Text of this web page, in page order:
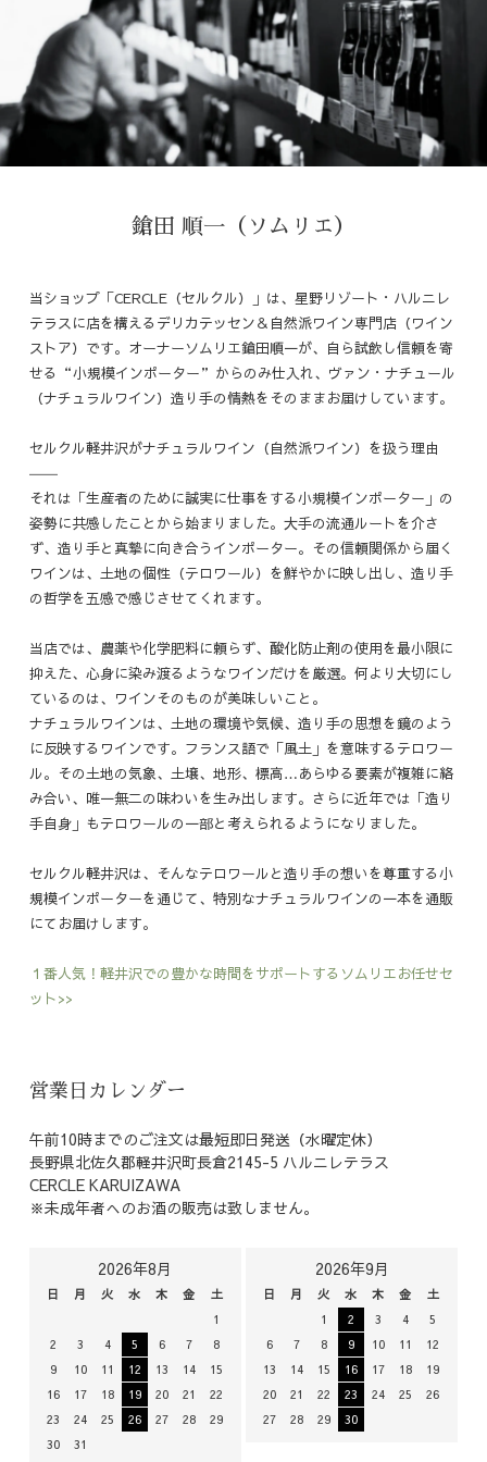
鎗田 順一（ソムリエ）
当ショップ「CERCLE（セルクル）」は、星野リゾート・ハルニレ
テラスに店を構えるデリカテッセン＆自然派ワイン専門店（ワイン
ストア）です。オーナーソムリエ鎗田順一が、自ら試飲し信頼を寄
せる“小規模インポーター”からのみ仕入れ、ヴァン・ナチュール
（ナチュラルワイン）造り手の情熱をそのままお届けしています。
セルクル軽井沢がナチュラルワイン（自然派ワイン）を扱う理由
――
それは「生産者のために誠実に仕事をする小規模インポーター」の
姿勢に共感したことから始まりました。大手の流通ルートを介さ
ず、造り手と真摯に向き合うインポーター。その信頼関係から届く
ワインは、土地の個性（テロワール）を鮮やかに映し出し、造り手
の哲学を五感で感じさせてくれます。
当店では、農薬や化学肥料に頼らず、酸化防止剤の使用を最小限に
抑えた、心身に染み渡るようなワインだけを厳選。何より大切にし
ているのは、ワインそのものが美味しいこと。
ナチュラルワインは、土地の環境や気候、造り手の思想を鏡のよう
に反映するワインです。フランス語で「風土」を意味するテロワー
ル。その土地の気象、土壌、地形、標高…あらゆる要素が複雑に絡
み合い、唯一無二の味わいを生み出します。さらに近年では「造り
手自身」もテロワールの一部と考えられるようになりました。
セルクル軽井沢は、そんなテロワールと造り手の想いを尊重する小
規模インポーターを通じて、特別なナチュラルワインの一本を通販
にてお届けします。
１番人気！軽井沢での豊かな時間をサポートするソムリエお任せセ
ット>>
営業日カレンダー
午前10時までのご注文は最短即日発送（水曜定休）
長野県北佐久郡軽井沢町長倉2145-5 ハルニレテラス
CERCLE KARUIZAWA
※未成年者へのお酒の販売は致しません。
2026年8月
日 月 火 水 木 金
土
1
2
3 4 5 6 7
8
9
10 11 12 13 14
15
16
17 18 19 20 21
22
23
24 25 26 27 28
29
30
31
2026年9月
日 月 火 水 木 金
土
1
2 3 4
5
6
7 8 9 10 11
12
13
14 15 16 17 18
19
20
21 22 23 24 25
26
27
28 29 30